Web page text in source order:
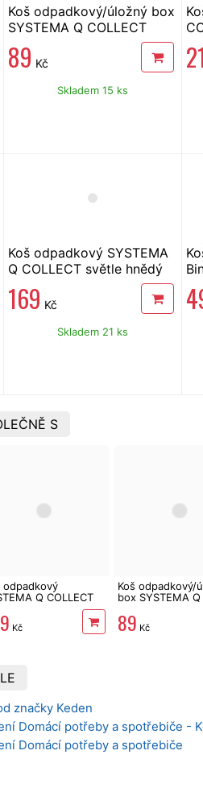
Koš odpadkový/úložný box
SYSTEMA Q COLLECT
89 Kč
Skladem 15 ks
Koš odpadkový SYSTEMA
Q COLLECT světle hnědý
169 Kč
Skladem 21 ks
S
odpadkový
Q COLLECT
Kč
Koš odpadkový/
box SYSTEMA Q
COLLECT
3l
89 Kč
značky Keden
Domácí potřeby a spotřebiče -
Domácí potřeby a spotřebiče